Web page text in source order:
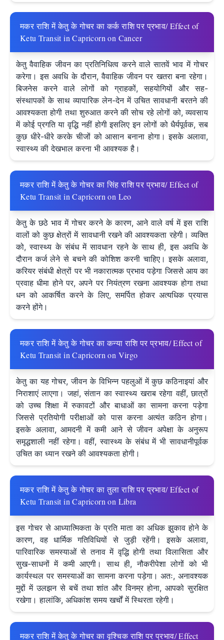
मकर राशि में केतु के गोचर का कर्क राशि पर प्रभाव/ Effect of
Ketu Transit in Capricorn on Cancer
केतु वैवाहिक जीवन का प्रतिनिधित्व करने वाले सातवें भाव में गोचर
करेगा। इस अवधि के दौरान, वैवाहिक जीवन पर खतरा बना रहेगा।
बिजनेस करने वाले लोगों को ग्राहकों, सहयोगियों और सह-
संस्थापकों के साथ व्यापारिक लेन-देन में उचित सावधानी बरतने की
आवश्यकता होगी तथा शुरुआत करने की सोच रहे लोगों को, व्यवसाय
में कोई प्रगति या वृद्धि नहीं होगी इसलिए इन लोगों को धैर्यपूर्वक, सब
कुछ धीरे-धीरे करके चीजों को आसान बनाना होगा। इसके अलावा,
स्वास्थ्य की देखभाल करना भी आवश्यक है।
मकर राशि में केतु के गोचर का सिंह राशि पर प्रभाव/ Effect of
Ketu Transit in Capricorn on Leo
केतु के छठे भाव में गोचर करने के कारण, आने वाले वर्ष में इस राशि
वालों को कुछ क्षेत्रों में सावधानी रखने की आवश्यकता रहेगी। व्यक्ति
को, स्वास्थ्य के संबंध में सावधान रहने के साथ ही, इस अवधि के
दौरान कर्ज लेने से बचने की कोशिश करनी चाहिए। इसके अलावा,
करियर संबंधी क्षेत्रों पर भी नकारात्मक प्रभाव पड़ेगा जिससे आय का
प्रवाह धीमा होने पर, अपने पर नियंत्रण रखना आवश्यक होगा तथा
धन को आकर्षित करने के लिए, समर्पित होकर अत्यधिक प्रयास
करने होंगे।
मकर राशि में केतु के गोचर का कन्या राशि पर प्रभाव/ Effect of
Ketu Transit in Capricorn on Virgo
केतु का यह गोचर, जीवन के विभिन्न पहलुओं में कुछ कठिनाइयां और
निराशाएं लाएगा। जहां, संतान का स्वास्थ्य खराब रहेगा वहीं, छात्रों
को उच्च शिक्षा में रुकावटों और बाधाओं का सामना करना पड़ेगा
जिससे प्रतियोगी परीक्षाओं को पास करना अत्यंत कठिन होगा।
इसके अलावा, आमदनी में कमी आने से जीवन अपेक्षा के अनुरूप
समृद्धशाली नहीं रहेगा। वहीं, स्वास्थ्य के संबंध में भी सावधानीपूर्वक
उचित का ध्यान रखने की आवश्यकता होगी।
मकर राशि में केतु के गोचर का तुला राशि पर प्रभाव/ Effect of
Ketu Transit in Capricorn on Libra
इस गोचर से आध्यात्मिकता के प्रति माता का अधिक झुकाव होने के
कारण, वह धार्मिक गतिविधियों से जुड़ी रहेंगी। इसके अलावा,
पारिवारिक समस्याओं से तनाव में वृद्धि होगी तथा विलासिता और
सुख-साधनों में कमी आएगी। साथ ही, नौकरीपेशा लोगों को भी
कार्यस्थल पर समस्याओं का सामना करना पड़ेगा। अतः, अनावश्यक
मुद्दों में उलझन से बचें तथा शांत और विनम्र होना, आपको सुरक्षित
रखेगा। हालांकि, अधिकांश समय खर्चों में स्थिरता रहेगी।
मकर राशि में केतु के गोचर का वृश्चिक राशि पर प्रभाव/ Effect